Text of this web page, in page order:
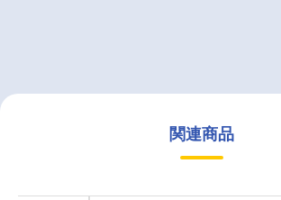
関連商品